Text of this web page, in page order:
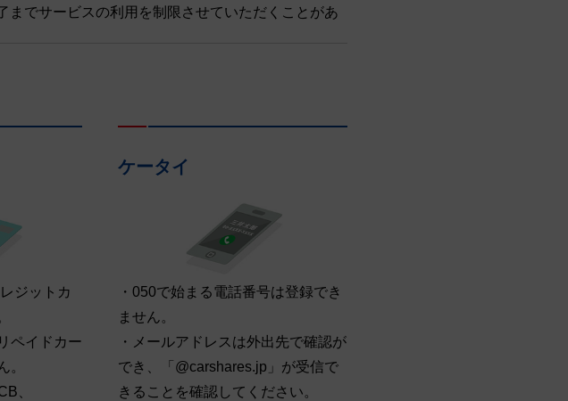
でサービスの利用を制限させていただくことがあ
ジットカ
ペイドカー
。
、
ケータイ
・050で始まる電話番号は登録でき
ません。
・メールアドレスは外出先で確認が
でき、「@carshares.jp」が受信で
きることを確認してください。